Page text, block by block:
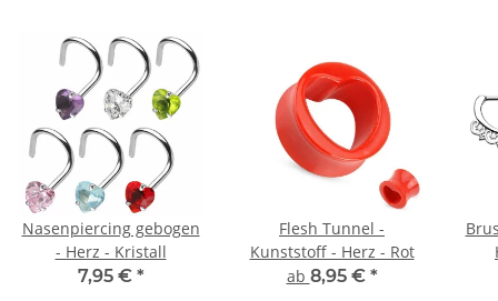
Nasenpiercing gebogen
- Herz - Kristall
7,95 € *
Flesh Tunnel -
Kunststoff - Herz - Rot
ab 8,95 € *